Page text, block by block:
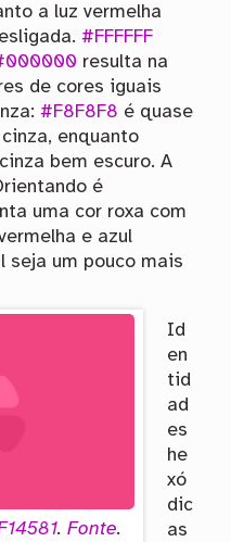
a luz vermelha
#FFFFFF
resulta na
de cores iguais
#F8F8F8 é quase
enquanto
bem escuro. A
é
uma cor roxa com
e azul
seja um pouco mais
.Fonte.
Id
en
tid
ad
es
he
xó
dic
as